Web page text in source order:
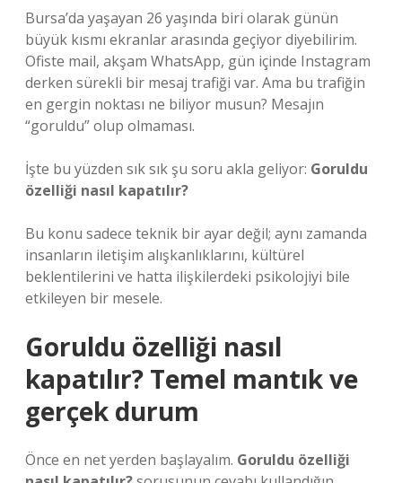
Bursa’da yaşayan 26 yaşında biri olarak günün
büyük kısmı ekranlar arasında geçiyor diyebilirim.
Ofiste mail, akşam WhatsApp, gün içinde Instagram
derken sürekli bir mesaj trafiği var. Ama bu trafiğin
en gergin noktası ne biliyor musun? Mesajın
“goruldu” olup olmaması.
İşte bu yüzden sık sık şu soru akla geliyor: Goruldu
özelliği nasıl kapatılır?
Bu konu sadece teknik bir ayar değil; aynı zamanda
insanların iletişim alışkanlıklarını, kültürel
beklentilerini ve hatta ilişkilerdeki psikolojiyi bile
etkileyen bir mesele.
Goruldu özelliği nasıl
kapatılır? Temel mantık ve
gerçek durum
Önce en net yerden başlayalım. Goruldu özelliği